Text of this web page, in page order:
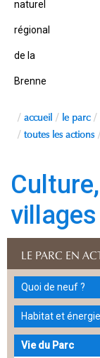
accueil le parc
toutes les actions
LE PARC EN
Quoi de neuf ?
Habitat et énergie
Vie du Parc